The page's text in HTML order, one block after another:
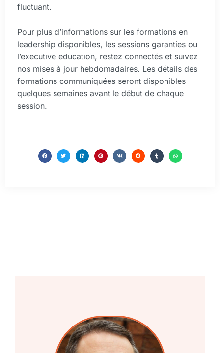
fluctuant.
Pour plus d’informations sur les formations en
leadership disponibles, les sessions garanties ou
l’executive education, restez connectés et suivez
nos mises à jour hebdomadaires. Les détails des
formations communiquées seront disponibles
quelques semaines avant le début de chaque
session.